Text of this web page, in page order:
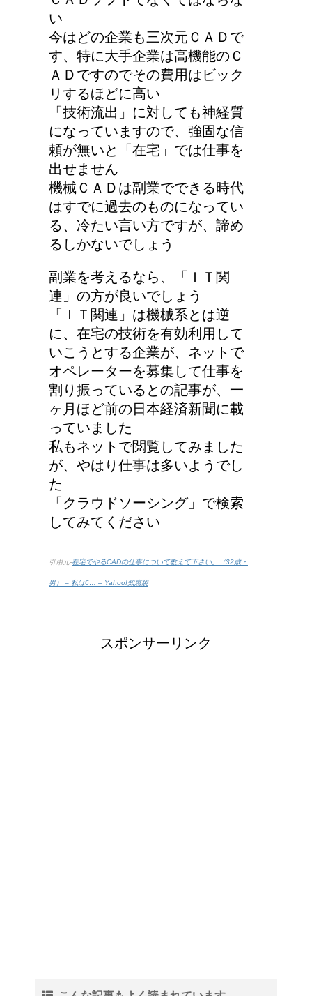
い
今はどの企業も三次元ＣＡＤで
す、特に大手企業は高機能のＣ
ＡＤですのでその費用はビック
リするほどに高い
「技術流出」に対しても神経質
になっていますので、強固な信
頼が無いと「在宅」では仕事を
出せません
機械ＣＡＤは副業でできる時代
はすでに過去のものになってい
る、冷たい言い方ですが、諦め
るしかないでしょう
副業を考えるなら、「ＩＴ関
連」の方が良いでしょう
「ＩＴ関連」は機械系とは逆
に、在宅の技術を有効利用して
いこうとする企業が、ネットで
オペレーターを募集して仕事を
割り振っているとの記事が、一
ヶ月ほど前の日本経済新聞に載
っていました
私もネットで閲覧してみました
が、やはり仕事は多いようでし
た
「クラウドソーシング」で検索
してみてください
引用元-在宅でやるCADの仕事について教えて下さい。（32歳・
男） – 私は6… – Yahoo!知恵袋
スポンサーリンク